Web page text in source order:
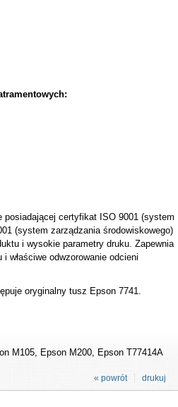
posiadającej certyfikat ISO 9001 (system
(system zarządzania środowiskowego)
i wysokie parametry druku. Zapewnia
właściwe odwzorowanie odcieni
oryginalny tusz Epson 7741.
M105, Epson M200, Epson T77414A
drukuj
« powrót